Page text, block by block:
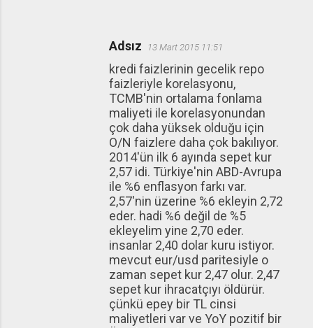
Adsız 13 Mart 2015 11:51
kredi faizlerinin gecelik repo
faizleriyle korelasyonu,
TCMB'nin ortalama fonlama
maliyeti ile korelasyonundan
çok daha yüksek olduğu için
O/N faizlere daha çok bakılıyor.
2014'ün ilk 6 ayında sepet kur
2,57 idi. Türkiye'nin ABD-Avrupa
ile %6 enflasyon farkı var.
2,57'nin üzerine %6 ekleyin 2,72
eder. hadi %6 değil de %5
ekleyelim yine 2,70 eder.
insanlar 2,40 dolar kuru istiyor.
mevcut eur/usd paritesiyle o
zaman sepet kur 2,47 olur. 2,47
sepet kur ihracatçıyı öldürür.
çünkü epey bir TL cinsi
maliyetleri var ve YoY pozitif bir